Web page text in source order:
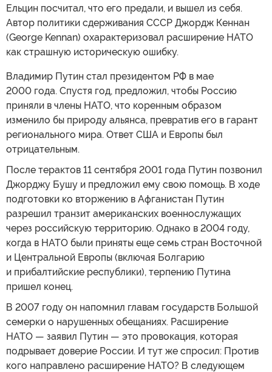
Ельцин посчитал, что его предали, и вышел из себя.
Автор политики сдерживания СССР Джордж Кеннан
(George Kennan) охарактеризовал расширение НАТО
как страшную историческую ошибку.
Владимир Путин стал президентом РФ в мае
2000 года. Спустя год, предложил, чтобы Россию
приняли в члены НАТО, что коренным образом
изменило бы природу альянса, превратив его в гарант
регионального мира. Ответ США и Европы был
отрицательным.
После терактов 11 сентября 2001 года Путин позвонил
Джорджу Бушу и предложил ему свою помощь. В ходе
подготовки ко вторжению в Афганистан Путин
разрешил транзит американских военнослужащих
через российскую территорию. Однако в 2004 году,
когда в НАТО были приняты еще семь стран Восточной
и Центральной Европы (включая Болгарию
и прибалтийские республики), терпению Путина
пришел конец.
В 2007 году он напомнил главам государств Большой
семерки о нарушенных обещаниях. Расширение
НАТО — заявил Путин — это провокация, которая
подрывает доверие России. И тут же спросил: Против
кого направлено расширение НАТО? В следующем